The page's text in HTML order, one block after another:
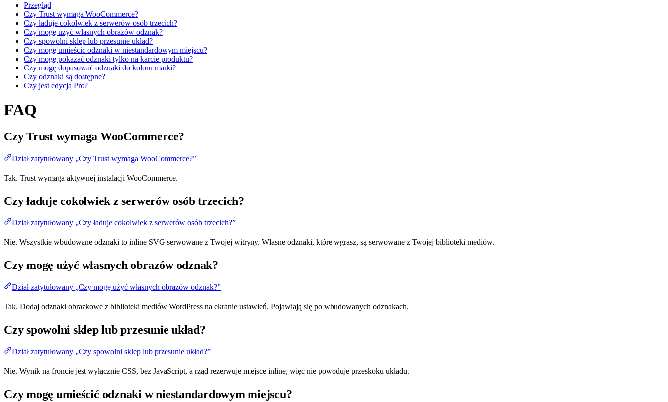
Przegląd
Czy Trust wymaga WooCommerce?
Czy ładuje cokolwiek z serwerów osób trzecich?
Czy mogę użyć własnych obrazów odznak?
Czy spowolni sklep lub przesunie układ?
Czy mogę umieścić odznaki w niestandardowym miejscu?
Czy mogę pokazać odznaki tylko na karcie produktu?
Czy mogę dopasować odznaki do koloru marki?
Czy odznaki są dostępne?
Czy jest edycja Pro?
FAQ
Czy Trust wymaga WooCommerce?
Dział zatytułowany „Czy Trust wymaga WooCommerce?”
Tak. Trust wymaga aktywnej instalacji WooCommerce.
Czy ładuje cokolwiek z serwerów osób trzecich?
Dział zatytułowany „Czy ładuje cokolwiek z serwerów osób trzecich?”
Nie. Wszystkie wbudowane odznaki to inline SVG serwowane z Twojej witryny. Własne odznaki, które wgrasz, są serwowane z Twojej biblioteki mediów.
Czy mogę użyć własnych obrazów odznak?
Dział zatytułowany „Czy mogę użyć własnych obrazów odznak?”
Tak. Dodaj odznaki obrazkowe z biblioteki mediów WordPress na ekranie ustawień. Pojawiają się po wbudowanych odznakach.
Czy spowolni sklep lub przesunie układ?
Dział zatytułowany „Czy spowolni sklep lub przesunie układ?”
Nie. Wynik na froncie jest wyłącznie CSS, bez JavaScript, a rząd rezerwuje miejsce inline, więc nie powoduje przeskoku układu.
Czy mogę umieścić odznaki w niestandardowym miejscu?